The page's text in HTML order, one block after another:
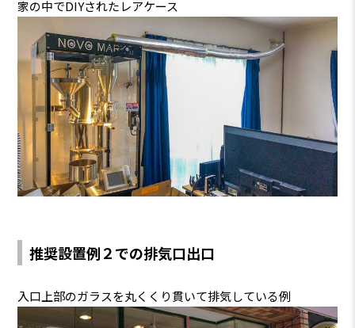
家の中でDIYされたレアケース
推奨設置例２での排気口出口
入口上部のガラスを丸くくり貫いて排気している例